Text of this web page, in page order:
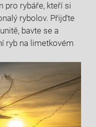
pro rybáře, kteří si
rybolov. Přijďte
bavte se a
ryb na limetkovém